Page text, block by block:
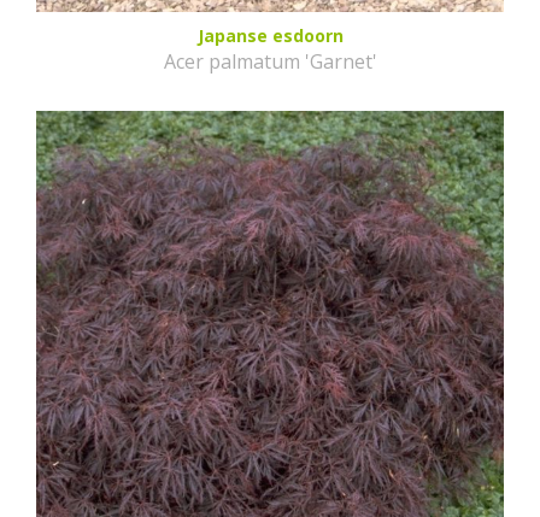
Japanse esdoorn
Acer palmatum 'Garnet'